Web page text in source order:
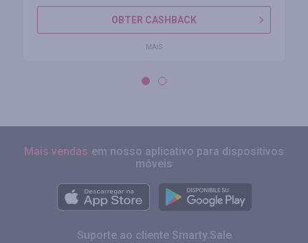
OBTER CASHBACK
MAIS
Mais vendas em nosso aplicativo para dispositivos
móveis
Suporte ao cliente Smarty.Sale